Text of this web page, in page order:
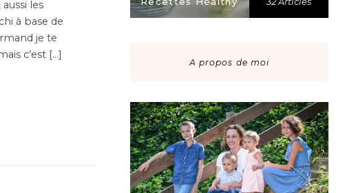
les
à base de
je te
c’est […]
A propos de moi